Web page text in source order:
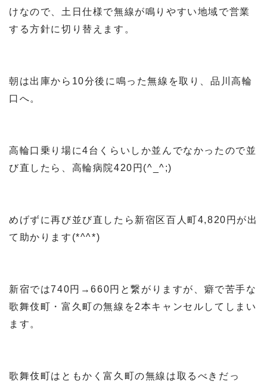
けなので、土日仕様で無線が鳴りやすい地域で営業
する方針に切り替えます。
朝は出庫から10分後に鳴った無線を取り、品川高輪
口へ。
高輪口乗り場に4台くらいしか並んでなかったので並
び直したら、高輪病院420円(^_^;)
めげずに再び並び直したら新宿区百人町4,820円が出
て助かります(*^^*)
新宿では740円→660円と繋がりますが、癖で苦手な
歌舞伎町・富久町の無線を2本キャンセルしてしまい
ます。
歌舞伎町はともかく富久町の無線は取るべきだっ